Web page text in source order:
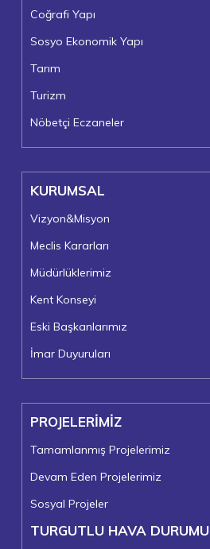
Coğrafi Yapı
Sosyo Ekonomik Yapı
Tarım
Turizm
Nöbetçi Eczaneler
KURUMSAL
Vizyon&Misyon
Meclis Kararları
Müdürlüklerimiz
Kent Konseyi
Eski Başkanlarımız
İmar Duyuruları
PROJELERİMİZ
Tamamlanmış Projelerimiz
Devam Eden Projelerimiz
Sosyal Projeler
TURGUTLU HAVA DURUMU